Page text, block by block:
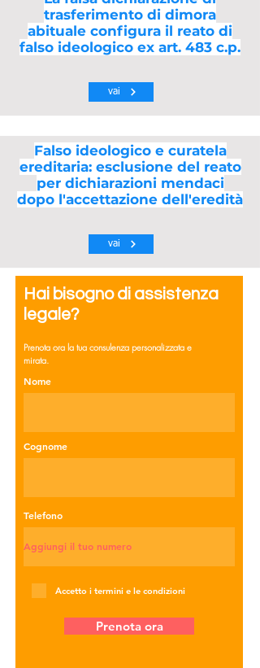
trasferimento di dimora
abituale configura il reato di
falso ideologico ex art. 483 c.p.
vai
Falso ideologico e curatela
ereditaria: esclusione del reato
per dichiarazioni mendaci
dopo l'accettazione dell'eredità
vai
Hai bisogno di assistenza
legale?
Prenota ora la tua consulenza personalizzata e
mirata.
Nome
Cognome
Telefono
Accetto i termini e le condizioni
Prenota ora